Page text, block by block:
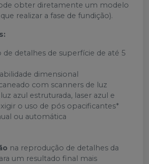
obter diretamente um modelo
realizar a fase de fundição).
de detalhes de superfície de até 5
dimensional
com scanners de luz
azul estruturada, laser azul e
o uso de pós opacificantes*
ou automática
na reprodução de detalhes da
um resultado final mais